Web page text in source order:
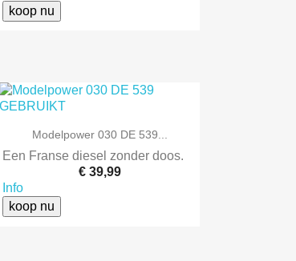
koop nu
 Snel bekijken
Modelpower 030 DE 539...
Een Franse diesel zonder doos.
€ 39,99
Info
koop nu